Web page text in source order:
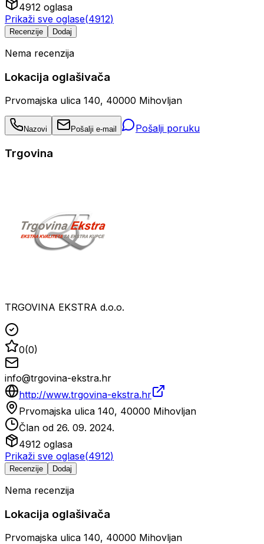
4912 oglasa
Prikaži sve oglase(4912)
Recenzije Dodaj
Nema recenzija
Lokacija oglašivača
Prvomajska ulica 140, 40000 Mihovljan
Nazovi Pošalji e-mail Pošalji poruku
Trgovina
TRGOVINA EKSTRA d.o.o.
0(0)
info@trgovina-ekstra.hr
http://www.trgovina-ekstra.hr
Prvomajska ulica 140, 40000 Mihovljan
Član od 26. 09. 2024.
4912 oglasa
Prikaži sve oglase(4912)
Recenzije Dodaj
Nema recenzija
Lokacija oglašivača
Prvomajska ulica 140, 40000 Mihovljan